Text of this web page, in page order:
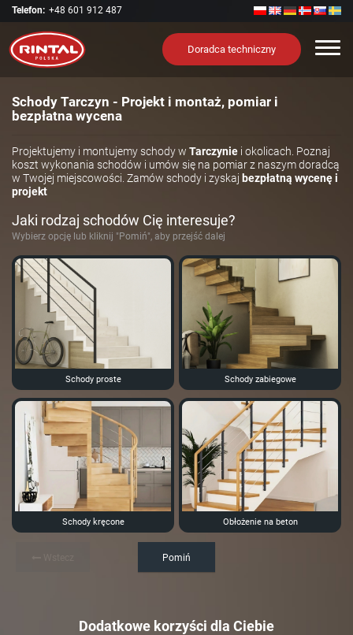
Telefon: +48 601 912 487
Doradca techniczny
Schody Tarczyn - Projekt i montaż, pomiar i
bezpłatna wycena
Projektujemy i montujemy schody w Tarczynie i okolicach. Poznaj
koszt wykonania schodów i umów się na pomiar z naszym doradcą
w Twojej miejscowości. Zamów schody i zyskaj bezpłatną wycenę i
projekt
Jaki rodzaj schodów Cię interesuje?
Wybierz opcję lub kliknij "Pomiń", aby przejść dalej
Schody proste Schody zabiegowe
Schody kręcone Obłożenie na beton
Pomiń
Dodatkowe korzyści dla Ciebie